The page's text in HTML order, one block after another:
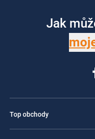
Jak
Top obchody